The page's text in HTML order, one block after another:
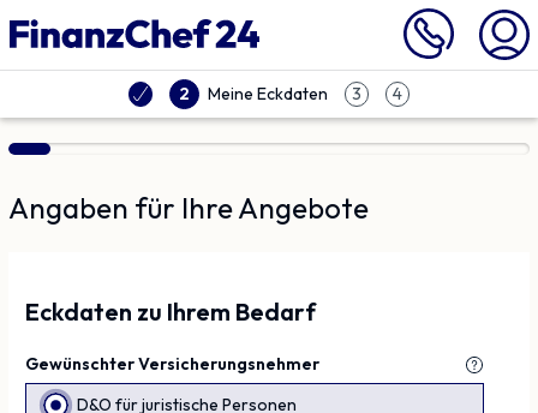
2 Meine Eckdaten 3 4
Angaben für Ihre Angebote
Eckdaten zu Ihrem Bedarf
Gewünschter Versicherungsnehmer
D&O für juristische Personen